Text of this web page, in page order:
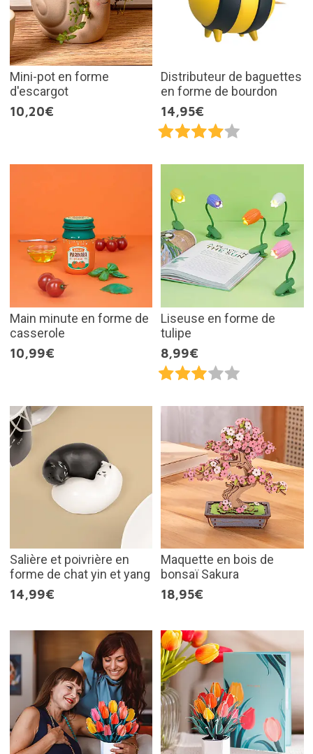
Mini-pot en forme
d'escargot
10,20€
Distributeur de baguettes
en forme de bourdon
14,95€
Main minute en forme de
casserole
10,99€
Liseuse en forme de
tulipe
8,99€
Salière et poivrière en
forme de chat yin et yang
14,99€
Maquette en bois de
bonsaï Sakura
18,95€